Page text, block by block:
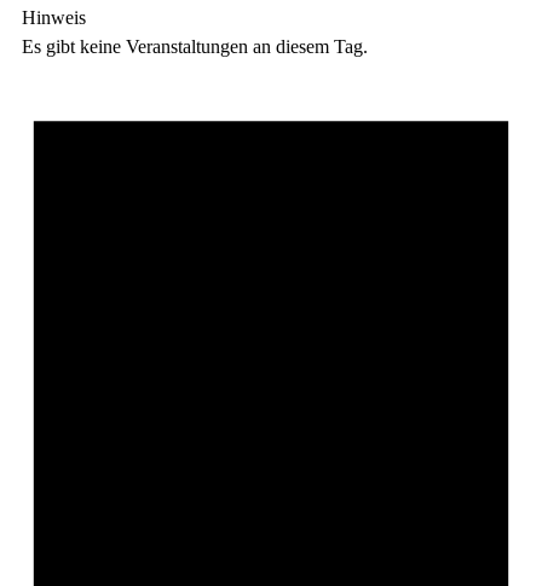
Hinweis
Es gibt keine Veranstaltungen an diesem Tag.